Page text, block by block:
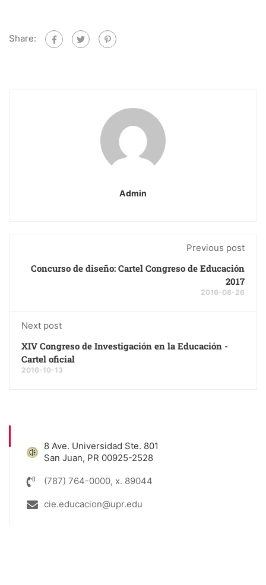
Share:
Admin
Previous post
Concurso de diseño: Cartel Congreso de Educación
2017
2016-08-26
Next post
XIV Congreso de Investigación en la Educación -
Cartel oficial
2016-10-13
8 Ave. Universidad Ste. 801
San Juan, PR 00925-2528
(787) 764-0000, x. 89044
cie.educacion@upr.edu